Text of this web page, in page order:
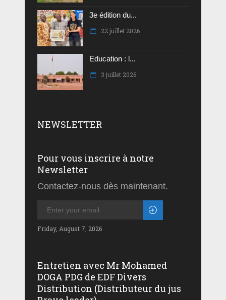
3e édition du...
22 juillet 2026
Education : l...
3 juillet 2026
NEWSLETTER
Pour vous inscrire à notre
Newsletter
Contactez-nous dès maintenant.
Friday, August 7, 2026
Entretien avec Mr Mohamed
DOGA PDG de EDF Divers
Distribution (Distributeur du jus